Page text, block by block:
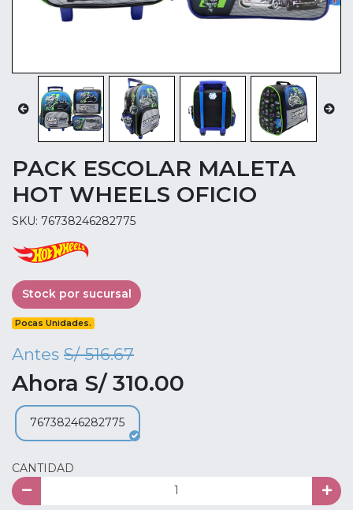
PACK ESCOLAR MALETA
HOT WHEELS OFICIO
SKU: 76738246282775
Stock por sucursal
Pocas Unidades.
Antes S/ 516.67
Ahora S/ 310.00
76738246282775
CANTIDAD